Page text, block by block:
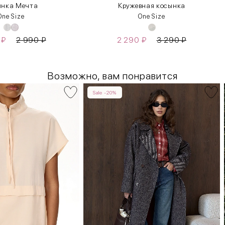
Мечта
Size
₽ 2 990₽
Кружевная косынка
One Size
2 290 ₽ 3 290₽
Возможно, вам понравится
Sale -20%